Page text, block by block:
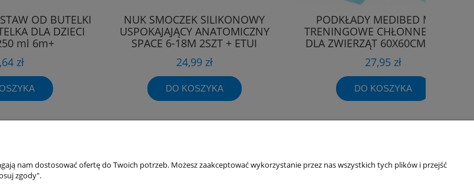
OD BUTELKI
DLA DZIECI
ml 6m+
zł
NUK SMOCZEK SILIKONOWY
USPOKAJAJĄCY ANATOMICZNY
SPACE 6-18M 2SZT + ETUI
24,99 zł
DO KOSZYKA
PODKŁADY MEDIBED MATY
TRENINGOWE CHŁONNE 500ML
DLA ZWIERZĄT 60X60CM 50 SZT
27,95 zł
DO KOSZYKA
Moje konto Informacje o sklepie
nam dostosować ofertę do Twoich potrzeb. Możesz zaakceptować wykorzystanie przez nas wszystkich tych plików i przejść
zgody".